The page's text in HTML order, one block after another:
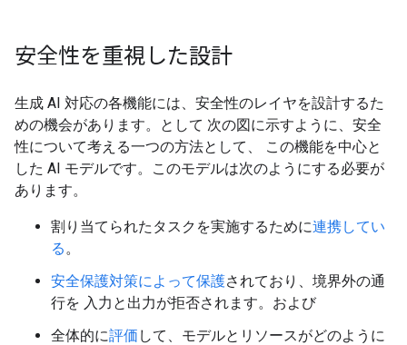
安全性を重視した設計
生成 AI 対応の各機能には、安全性のレイヤを設計するた
めの機会があります。として 次の図に示すように、安全
性について考える一つの方法として、 この機能を中心と
した AI モデルです。このモデルは次のようにする必要が
あります。
割り当てられたタスクを実施するために連携してい
る。
安全保護対策によって保護されており、境界外の通
行を 入力と出力が拒否されます。および
全体的に評価 して、モデルとリソースがどのように